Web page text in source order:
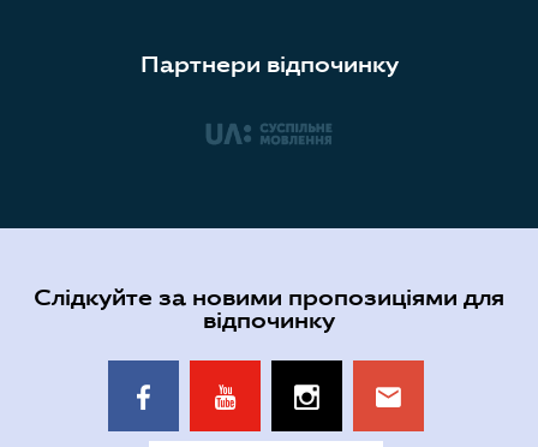
Партнери відпочинку
Слідкуйте за новими пропозиціями для
відпочинку